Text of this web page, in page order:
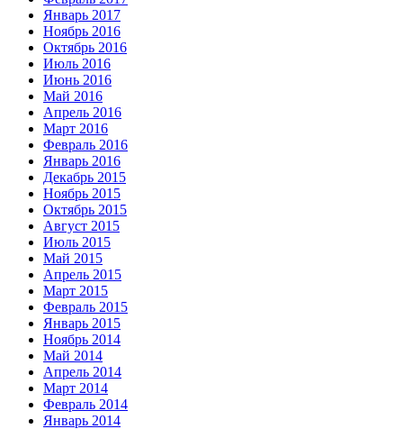
Январь 2017
Ноябрь 2016
Октябрь 2016
Июль 2016
Июнь 2016
Май 2016
Апрель 2016
Март 2016
Февраль 2016
Январь 2016
Декабрь 2015
Ноябрь 2015
Октябрь 2015
Август 2015
Июль 2015
Май 2015
Апрель 2015
Март 2015
Февраль 2015
Январь 2015
Ноябрь 2014
Май 2014
Апрель 2014
Март 2014
Февраль 2014
Январь 2014